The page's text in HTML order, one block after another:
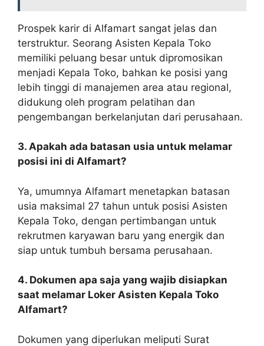
Prospek karir di Alfamart sangat jelas dan
terstruktur. Seorang Asisten Kepala Toko
memiliki peluang besar untuk dipromosikan
menjadi Kepala Toko, bahkan ke posisi yang
lebih tinggi di manajemen area atau regional,
didukung oleh program pelatihan dan
pengembangan berkelanjutan dari perusahaan.
3. Apakah ada batasan usia untuk melamar
posisi ini di Alfamart?
Ya, umumnya Alfamart menetapkan batasan
usia maksimal 27 tahun untuk posisi Asisten
Kepala Toko, dengan pertimbangan untuk
rekrutmen karyawan baru yang energik dan
siap untuk tumbuh bersama perusahaan.
4. Dokumen apa saja yang wajib disiapkan
saat melamar Loker Asisten Kepala Toko
Alfamart?
Dokumen yang diperlukan meliputi Surat